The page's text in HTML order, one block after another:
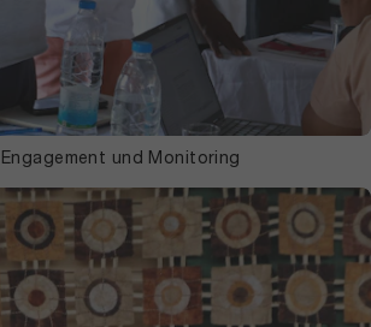
und Monitoring